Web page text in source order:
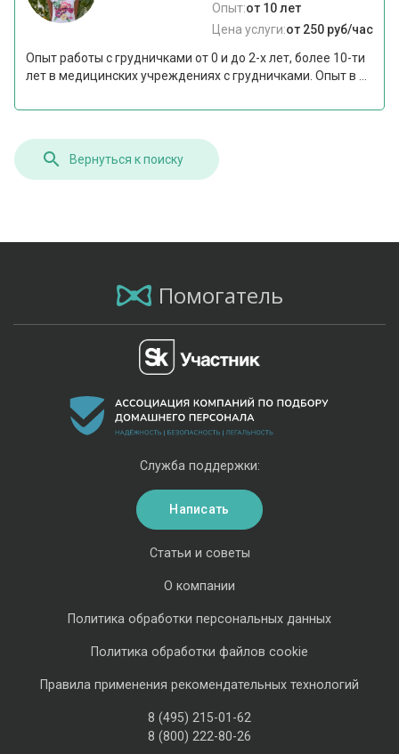
Опыт:от 10 лет
Цена услуги:от 250 руб/час
Опыт работы с грудничками от 0 и до 2-х лет, более 10-ти
лет в медицинских учреждениях с грудничками. Опыт в ...
Вернуться к поиску
Помогатель
Статьи и советы
О компании
Политика обработки персональных данных
Политика обработки файлов cookie
Правила применения рекомендательных технологий
8 (495) 215-01-62
8 (800) 222-80-26
Служба поддержки:
Написать